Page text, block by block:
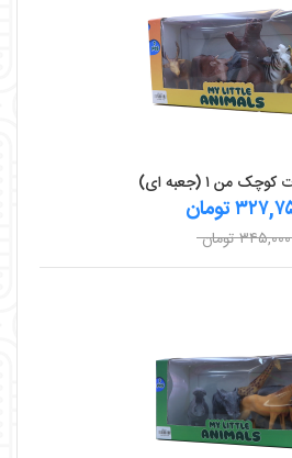
من ۱ (جعبه ای)
تومان
۳۴۵,۰۰۰ تومان